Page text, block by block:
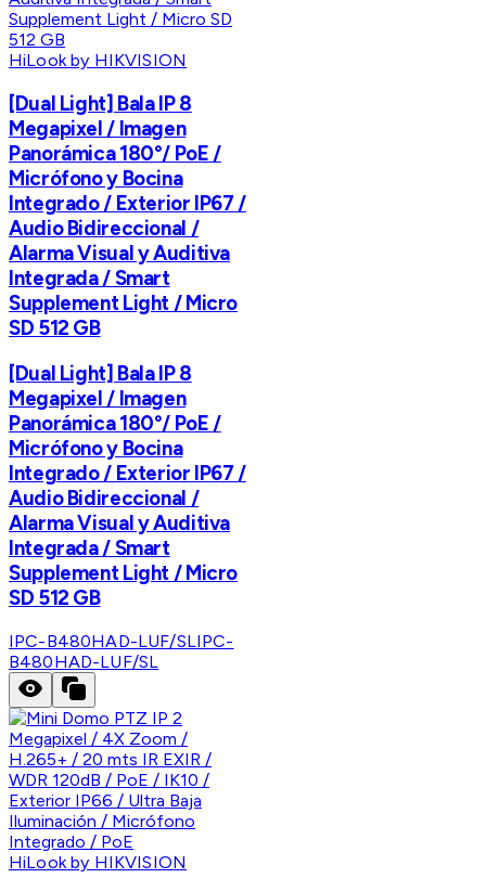
HiLook by HIKVISION
[Dual Light] Bala IP 8
Megapixel / Imagen
Panorámica 180°/ PoE /
Micrófono y Bocina
Integrado / Exterior IP67 /
Audio Bidireccional /
Alarma Visual y Auditiva
Integrada / Smart
Supplement Light / Micro
SD 512 GB
[Dual Light] Bala IP 8
Megapixel / Imagen
Panorámica 180°/ PoE /
Micrófono y Bocina
Integrado / Exterior IP67 /
Audio Bidireccional /
Alarma Visual y Auditiva
Integrada / Smart
Supplement Light / Micro
SD 512 GB
IPC-B480HAD-LUF/SLIPC-
B480HAD-LUF/SL
HiLook by HIKVISION